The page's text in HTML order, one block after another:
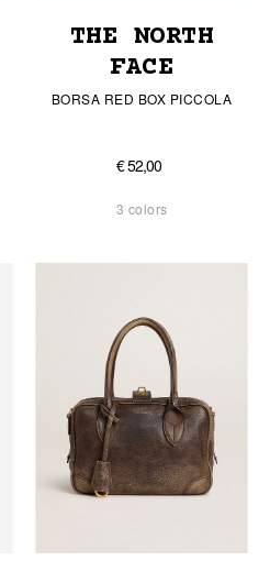
THE NORTH
FACE
BORSA RED BOX PICCOLA
€ 52,00
3 colors